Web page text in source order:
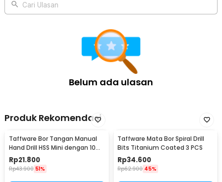
Cari Ulasan
Belum ada ulasan
Produk Rekomendasi
Taffware Bor Tangan Manual
Hand Drill HSS Mini dengan 10
Mata Bor - 3003
Rp21.800
Rp43.900 51%
Taffware Mata Bor Spiral Drill
Bits Titanium Coated 3 PCS
Rp34.600
Rp62.900 45%